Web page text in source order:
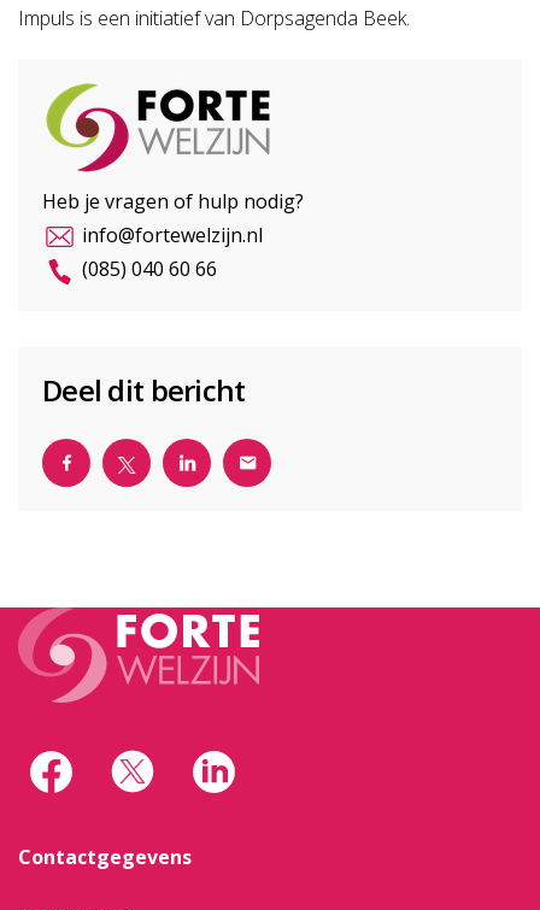
Impuls is een initiatief van Dorpsagenda Beek.
Heb je vragen of hulp nodig?
info@fortewelzijn.nl
(085) 040 60 66
Deel dit bericht
Contactgegevens